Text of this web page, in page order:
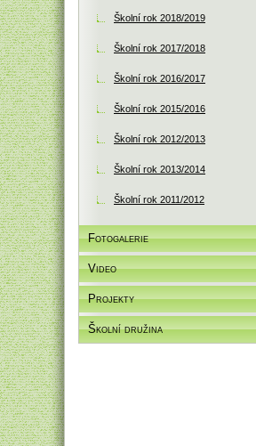
Školní rok 2018/2019
Školní rok 2017/2018
Školní rok 2016/2017
Školní rok 2015/2016
Školní rok 2012/2013
Školní rok 2013/2014
Školní rok 2011/2012
Fotogalerie
Video
Projekty
Školní družina